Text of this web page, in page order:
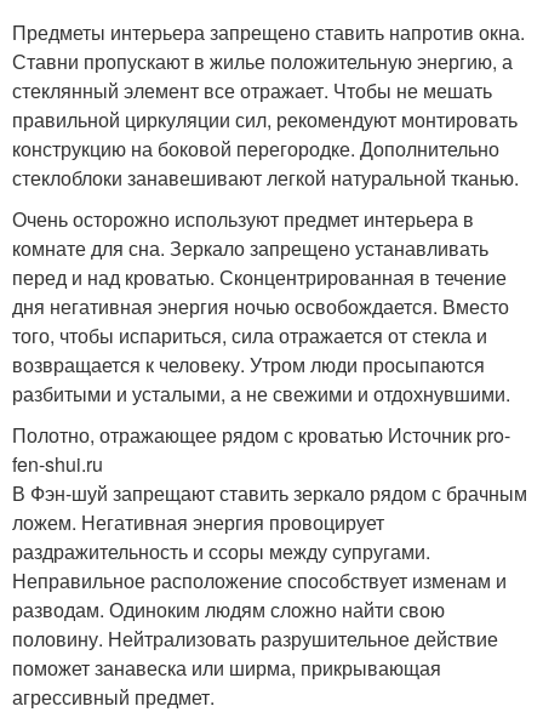
Предметы интерьера запрещено ставить напротив окна.
Ставни пропускают в жилье положительную энергию, а
стеклянный элемент все отражает. Чтобы не мешать
правильной циркуляции сил, рекомендуют монтировать
конструкцию на боковой перегородке. Дополнительно
стеклоблоки занавешивают легкой натуральной тканью.
Очень осторожно используют предмет интерьера в
комнате для сна. Зеркало запрещено устанавливать
перед и над кроватью. Сконцентрированная в течение
дня негативная энергия ночью освобождается. Вместо
того, чтобы испариться, сила отражается от стекла и
возвращается к человеку. Утром люди просыпаются
разбитыми и усталыми, а не свежими и отдохнувшими.
Полотно, отражающее рядом с кроватью Источник pro-
fen-shui.ru
В Фэн-шуй запрещают ставить зеркало рядом с брачным
ложем. Негативная энергия провоцирует
раздражительность и ссоры между супругами.
Неправильное расположение способствует изменам и
разводам. Одиноким людям сложно найти свою
половину. Нейтрализовать разрушительное действие
поможет занавеска или ширма, прикрывающая
агрессивный предмет.